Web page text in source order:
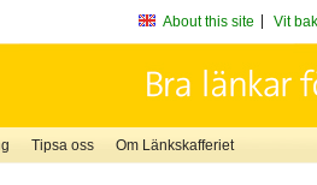
About this site Vit
Tipsa oss Om Länkskafferiet